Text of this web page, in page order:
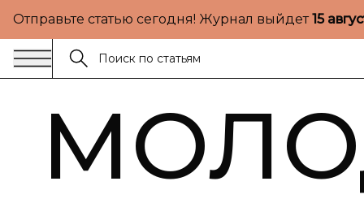
Отправьте статью сегодня! Журнал выйдет15